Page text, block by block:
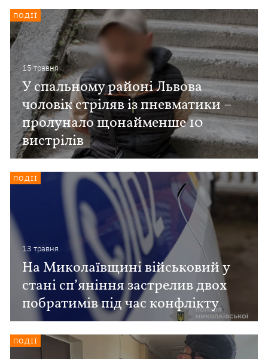
15 травня
У спальному районі Львова
чоловік стріляв із пневматики –
пролунало щонайменше 10
вистрілів
ПОДІЇ
13 травня
На Миколаївщині військовий у
стані сп’яніння застрелив двох
побратимів під час конфлікту
ПОДІЇ
ПОДІЇ